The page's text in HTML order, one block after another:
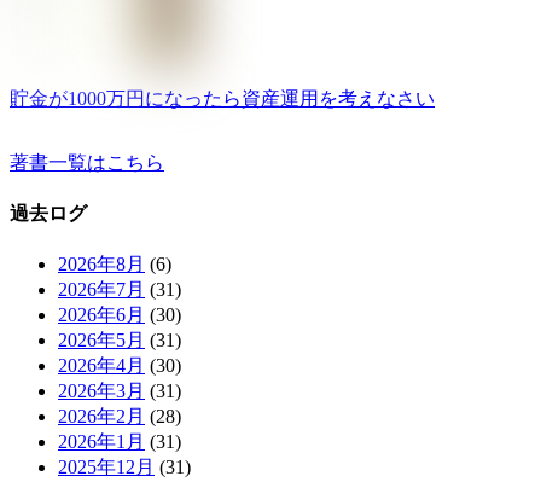
貯金が1000万円になったら資産運用を考えなさい
著書一覧はこちら
過去ログ
2026年8月 (6)
2026年7月 (31)
2026年6月 (30)
2026年5月 (31)
2026年4月 (30)
2026年3月 (31)
2026年2月 (28)
2026年1月 (31)
2025年12月 (31)